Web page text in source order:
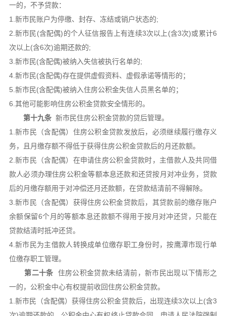
一的，不予贷款：
1.新市民账户为停缴、封存、冻结或销户状态的;
2.新市民(含配偶)的个人征信报告上有连续3次以上(含3次)或累计6
次以上(含6次)逾期还款的;
3.新市民(含配偶)被纳入失信被执行名单的;
4.新市民(含配偶)存在提供虚假资料、虚假承诺等情形的；
5.新市民(含配偶)被纳入住房公积金失信人员黑名单的；
6.其他可能影响住房公积金贷款安全情形的。
第十九条新市民住房公积金贷款的贷后管理。
1.新市民（含配偶）住房公积金贷款发放后，必须继续履行缴存义
务，且月缴存额不得低于获得住房公积金贷款后的月还款额。
2.新市民（含配偶）在申请住房公积金贷款时，主借款人及共同借
款人必须办理住房公积金等额本息还款和还贷按月对冲业务，贷款
后的月缴存额用于对冲偿还月还款额，在贷款结清前不得解除。
3.新市民（含配偶）获得住房公积金贷款后，其贷款前的缴存账户
余额保留6个月的等额本息还款额不得用于按月对冲还贷，只能在
贷款结清时抵冲还贷。
4.新市民为主借款人转换成单位缴存职工身份时，按鹰潭市现行单
位缴存职工管理。
第二十条 住房公积金贷款未结清前，新市民出现以下情形之
一的，公积金中心有权提前收回住房公积金贷款。
1.新市民（含配偶）获得住房公积金贷款后，出现连续3次以上(含3